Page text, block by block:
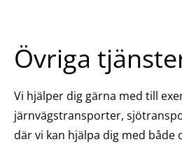
Övriga
Vi hjälper dig gärna med till
järnvägstransporter,
där vi kan hjälpa dig med